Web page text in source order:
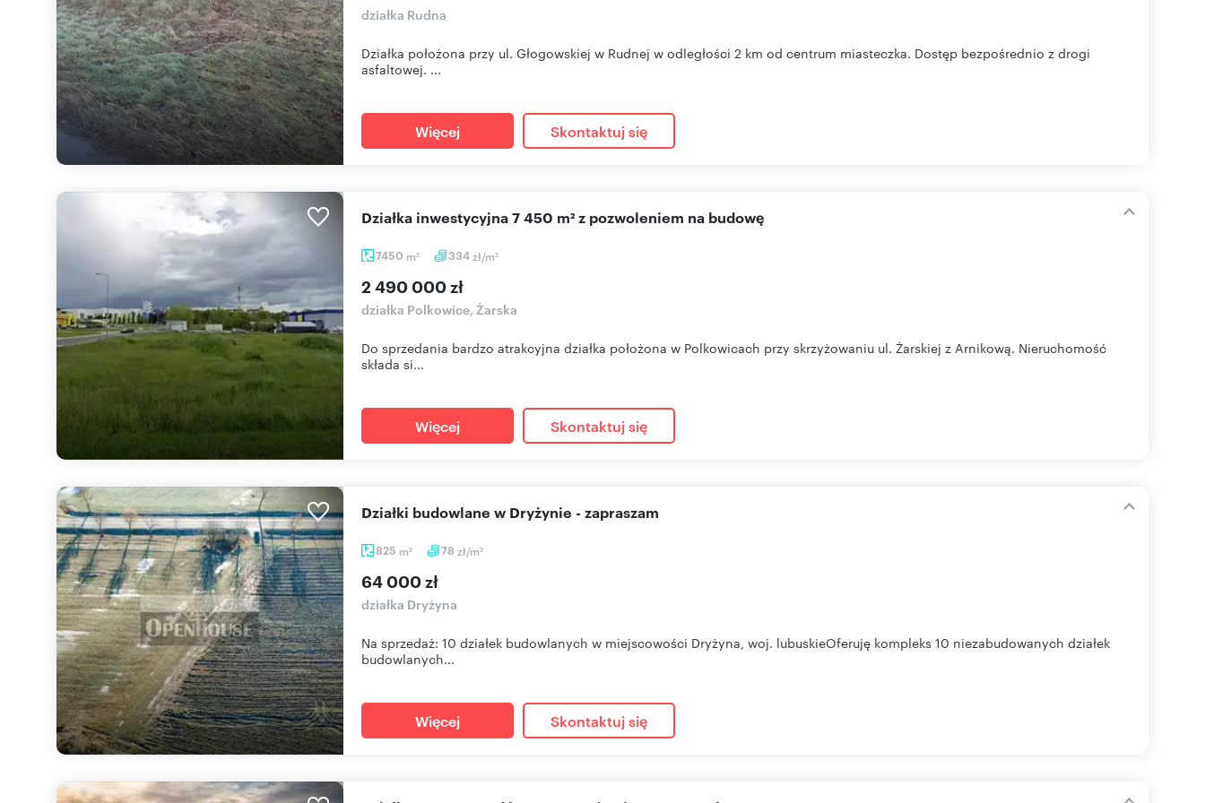
działka Rudna
Działka położona przy ul. Głogowskiej w Rudnej w odległości 2 km od centrum miasteczka. Dostęp bezpośrednio z drogi
asfaltowej. ...
Więcej Skontaktuj się
7450 m2 334zł/m2
Działka inwestycyjna 7 450 m² z pozwoleniem na budowę
2 490 000 zł
działka Polkowice, Żarska
Do sprzedania bardzo atrakcyjna działka położona w Polkowicach przy skrzyżowaniu ul. Żarskiej z Arnikową. Nieruchomość
składa si...
Więcej Skontaktuj się
825 m2 78 zł/m2
Działki budowlane w Dryżynie - zapraszam
64 000 zł
działka Dryżyna
Na sprzedaż: 10 działek budowlanych w miejscowości Dryżyna, woj. lubuskieOferuję kompleks 10 niezabudowanych działek
budowlanych...
Więcej Skontaktuj się